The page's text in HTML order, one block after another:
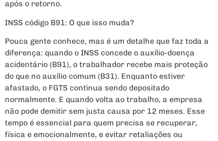
após o retorno.
INSS código B91: O que isso muda?
Pouca gente conhece, mas é um detalhe que faz toda a
diferença: quando o INSS concede o auxílio-doença
acidentário (B91), o trabalhador recebe mais proteção
do que no auxílio comum (B31). Enquanto estiver
afastado, o FGTS continua sendo depositado
normalmente. E quando volta ao trabalho, a empresa
não pode demitir sem justa causa por 12 meses. Esse
tempo é essencial para quem precisa se recuperar,
física e emocionalmente, e evitar retaliações ou